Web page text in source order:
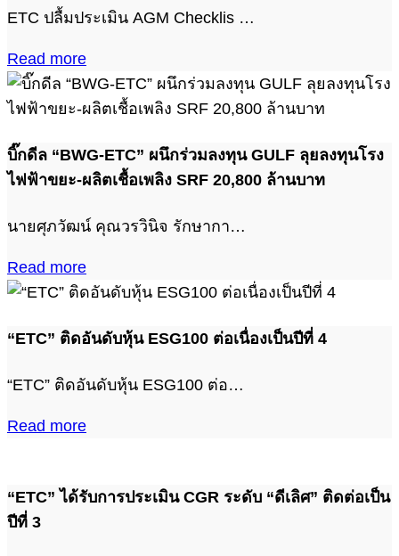
ETC ปลื้มประเมิน AGM Checklis …
Read more
บิ๊กดีล “BWG-ETC” ผนึกร่วมลงทุน GULF ลุยลงทุนโรง
ไฟฟ้าขยะ-ผลิตเชื้อเพลิง SRF 20,800 ล้านบาท
นายศุภวัฒน์ คุณวรวินิจ รักษากา…
Read more
“ETC” ติดอันดับหุ้น ESG100 ต่อเนื่องเป็นปีที่ 4
“ETC” ติดอันดับหุ้น ESG100 ต่อ…
Read more
“ETC” ได้รับการประเมิน CGR ระดับ “ดีเลิศ” ติดต่อเป็น
ปีที่ 3